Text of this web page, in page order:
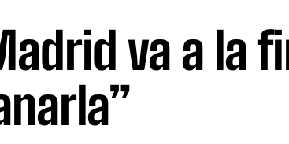
va a la